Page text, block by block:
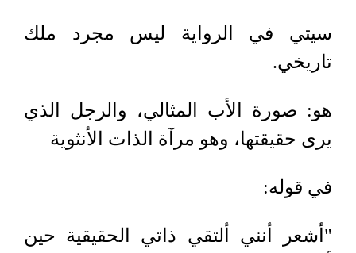
سيتي في الرواية ليس مجرد ملك
تاريخي.
هو: صورة الأب المثالي، والرجل الذي
يرى حقيقتها، وهو مرآة الذات الأنثوية
في قوله:
" أشعر أنني ألتقي ذاتي الحقيقية حين